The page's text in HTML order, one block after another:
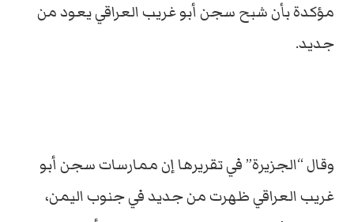
مؤكدة بأن شبح سجن أبو غريب العراقي يعود من
جديد.
وقال “الجزيرة” في تقريرها إن ممارسات سجن أبو
غريب العراقي ظهرت من جديد في جنوب اليمن،